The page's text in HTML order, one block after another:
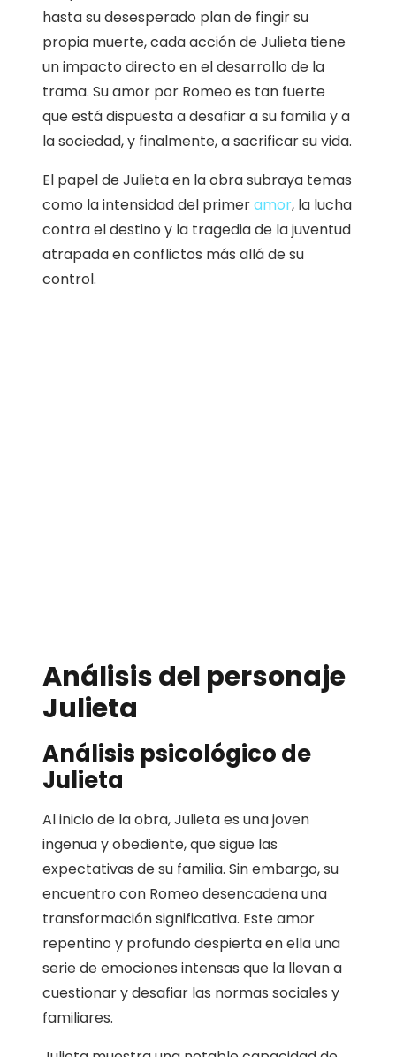
hasta su desesperado plan de fingir su
propia muerte, cada acción de Julieta tiene
un impacto directo en el desarrollo de la
trama. Su amor por Romeo es tan fuerte
que está dispuesta a desafiar a su familia y a
la sociedad, y finalmente, a sacrificar su vida.
El papel de Julieta en la obra subraya temas
como la intensidad del primeramor, la lucha
contra el destino y la tragedia de la juventud
atrapada en conflictos más allá de su
control.
Análisis del personaje
Julieta
Análisis psicológico de
Julieta
Al inicio de la obra, Julieta es una joven
ingenua y obediente, que sigue las
expectativas de su familia. Sin embargo, su
encuentro con Romeo desencadena una
transformación significativa. Este amor
repentino y profundo despierta en ella una
serie de emociones intensas que la llevan a
cuestionar y desafiar las normas sociales y
familiares.